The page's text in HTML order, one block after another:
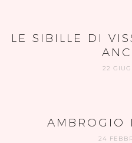
LE SIBILLE DI
22
AMBROGIO
24